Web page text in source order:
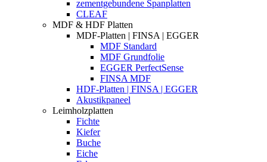
zementgebundene Spanplatten
CLEAF
MDF & HDF Platten
MDF-Platten | FINSA | EGGER
MDF Standard
MDF Grundfolie
EGGER PerfectSense
FINSA MDF
HDF-Platten | FINSA | EGGER
Akustikpaneel
Leimholzplatten
Fichte
Kiefer
Buche
Eiche